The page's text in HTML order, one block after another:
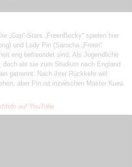
„Gap“-Stars „FreenBecky“ spielen hier
und Lady Pin (Sarocha „Freen“
eng befreundet sind. Als Jugendliche
als sie zum Studium nach England
getrennt. Nach ihrer Rückkehr will
aber Pin ist inzwischen Master Kuea
auf YouTube